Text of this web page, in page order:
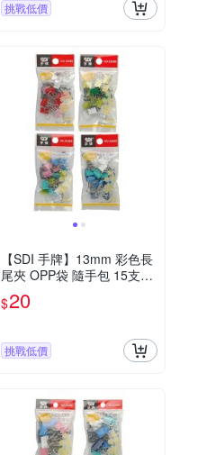
挑戰低價
【SDI 手牌】13mm 彩色長
尾夾 OPP袋 隨手包 15支入
顏色隨機 / 袋 0248D
$20
挑戰低價